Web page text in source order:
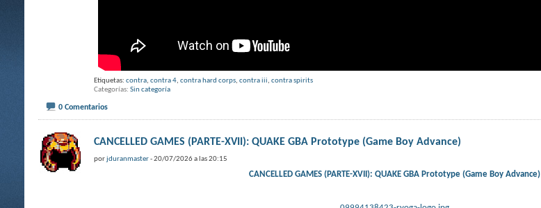
Etiquetas: contra, contra 4, contra hard corps, contra iii, contra spirits
Categorías Sin categoría
0 Comentarios
CANCELLED GAMES (PARTE-XVII): QUAKE GBA Prototype (Game Boy Advance)
porjduranmaster- 20/07/2026 a las 20:15
CANCELLED GAMES (PARTE-XVII): QUAKE GBA Prototype (Game Boy Advance)